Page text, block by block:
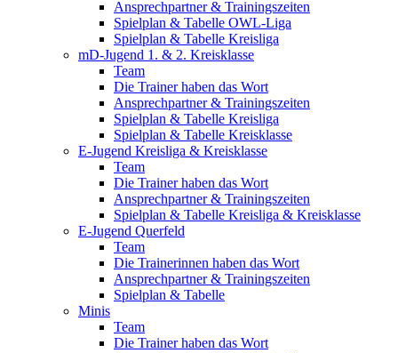
Ansprechpartner & Trainingszeiten
Spielplan & Tabelle OWL-Liga
Spielplan & Tabelle Kreisliga
mD-Jugend 1. & 2. Kreisklasse
Team
Die Trainer haben das Wort
Ansprechpartner & Trainingszeiten
Spielplan & Tabelle Kreisliga
Spielplan & Tabelle Kreisklasse
E-Jugend Kreisliga & Kreisklasse
Team
Die Trainer haben das Wort
Ansprechpartner & Trainingszeiten
Spielplan & Tabelle Kreisliga & Kreisklasse
E-Jugend Querfeld
Team
Die Trainerinnen haben das Wort
Ansprechpartner & Trainingszeiten
Spielplan & Tabelle
Minis
Team
Die Trainer haben das Wort